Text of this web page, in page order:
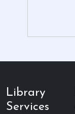
Library
Services